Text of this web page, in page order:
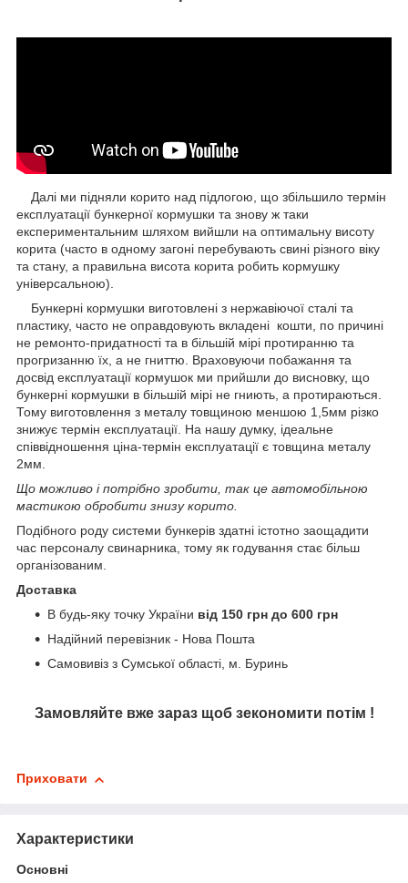
Далі ми підняли корито над підлогою, що збільшило термін
експлуатації бункерної кормушки та знову ж таки
експериментальним шляхом вийшли на оптимальну висоту
корита (часто в одному загоні перебувають свині різного віку
та стану, а правильна висота корита робить кормушку
універсальною).
Бункерні кормушки виготовлені з нержавіючої сталі та
пластику, часто не оправдовують вкладені кошти, по причині
не ремонто-придатності та в більшій мірі протиранню та
прогризанню їх, а не гниттю. Враховуючи побажання та
досвід експлуатації кормушок ми прийшли до висновку, що
бункерні кормушки в більшій мірі не гниють, а протираються.
Тому виготовлення з металу товщиною меншою 1,5мм різко
знижує термін експлуатації. На нашу думку, ідеальне
співвідношення ціна-термін експлуатації є товщина металу
2мм.
Що можливо і потрібно зробити, так це автомобільною
мастикою обробити знизу корито.
Подібного роду системи бункерів здатні істотно заощадити
час персоналу свинарника, тому як годування стає більш
організованим.
Доставка
В будь-яку точку України від 150 грн до 600 грн
Надійний перевізник - Нова Пошта
Самовивіз з Сумської області, м. Буринь
Замовляйте вже зараз щоб зекономити потім !
Приховати
Характеристики
Основні